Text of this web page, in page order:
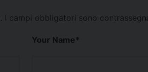
I campi obbligatori sono
Your Name*